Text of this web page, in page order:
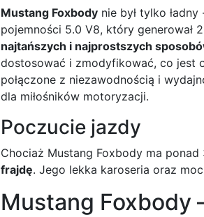
Mustang Foxbody nie był tylko
pojemności 5.0 V8, który generował
najtańszych i najprostszych
dostosować i zmodyfikować, co jest
połączone z niezawodnością i
dla miłośników motoryzacji.
Poczucie jazdy
Chociaż Mustang Foxbody ma
frajdę. Jego lekka karoseria oraz
Mustang Foxbody